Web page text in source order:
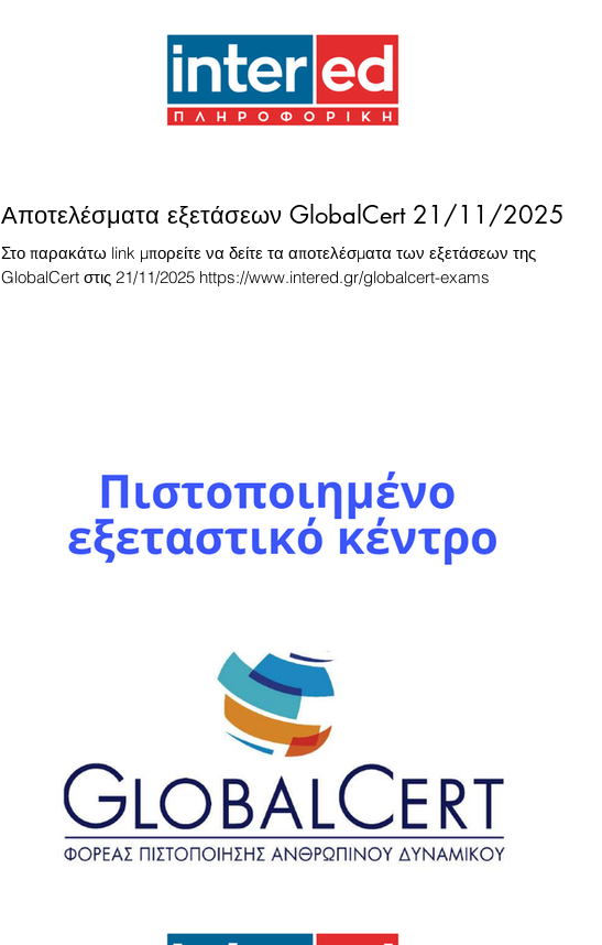
Αποτελέσματα εξετάσεων GlobalCert 21/11/2025
Στο παρακάτω link μπορείτε να δείτε τα αποτελέσματα των εξετάσεων της
GlobalCert στις 21/11/2025 https://www.intered.gr/globalcert-exams